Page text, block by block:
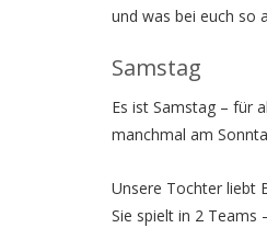
und was bei euch so
Samstag
Es ist Samstag – für
manchmal am
Unsere Tochter liebt
Sie spielt in 2 Teams